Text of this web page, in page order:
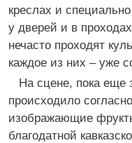
креслах и
у дверей и в
нечасто проходят
каждое из них – уже
На сцене, пока еще
происходило
изображающие
благодатной